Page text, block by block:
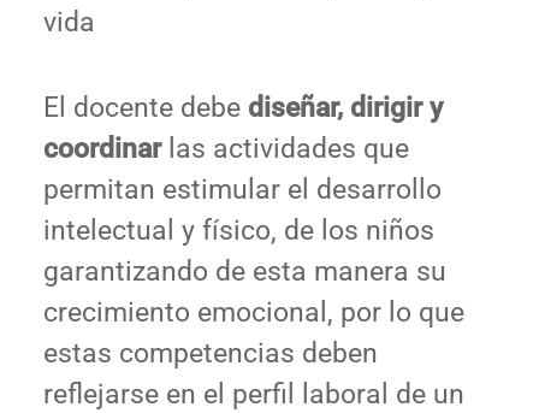
vida
El docente debe diseñar, dirigir y
coordinarlas actividades que
permitan estimular el desarrollo
intelectual y físico, de los niños
garantizando de esta manera su
crecimiento emocional, por lo que
estas competencias deben
reflejarse en el perfil laboral de un